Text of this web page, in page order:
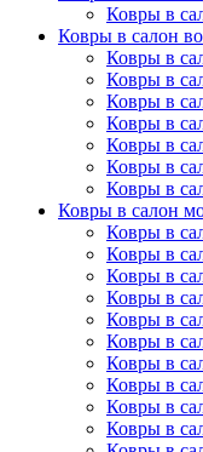
Ковры в
Ковры в салон
Ковры в
Ковры в
Ковры в
Ковры в
Ковры в
Ковры в
Ковры в
Ковры в салон
Ковры в
Ковры в
Ковры в
Ковры в
Ковры в
Ковры в
Ковры в
Ковры в
Ковры в
Ковры в